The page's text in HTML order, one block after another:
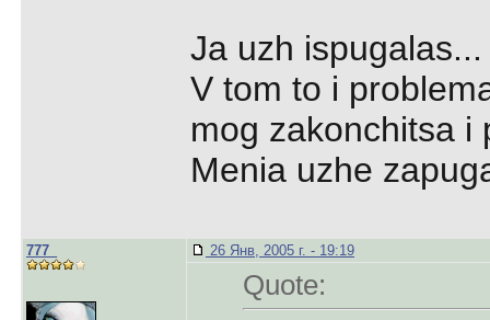
Ja uzh ispugalas...
V tom to i
mog zakonchitsa
Menia uzhe
777_ 26 Янв, 2005 г. - 19:19
Quote: